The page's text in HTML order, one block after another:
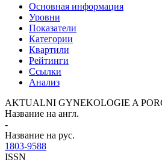
Основная информация
Уровни
Показатели
Категории
Квартили
Рейтинги
Ссылки
Анализ
AKTUALNI GYNEKOLOGIE A
Название на англ.
-
Название на рус.
1803-9588
ISSN